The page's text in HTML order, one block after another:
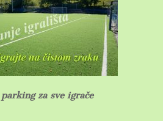
za sve igrače